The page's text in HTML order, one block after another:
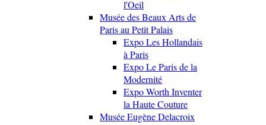
l'Oeil
Musée des Beaux Arts de
Paris au Petit Palais
Expo Les Hollandais
à Paris
Expo Le Paris de la
Modernité
Expo Worth Inventer
la Haute Couture
Musée Eugène Delacroix